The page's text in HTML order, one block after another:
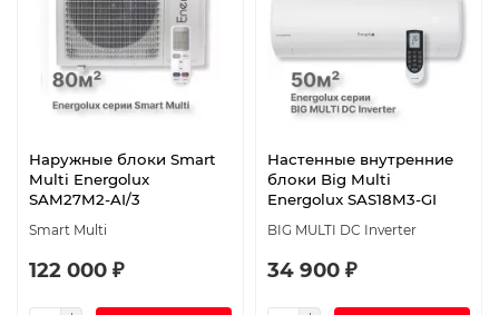
Наружные блоки Smart
Multi Energolux
SAM27M2-AI/3
Smart Multi
122 000 ₽
Настенные внутренние
блоки Big Multi
Energolux SAS18M3-GI
BIG MULTI DC Inverter
34 900 ₽